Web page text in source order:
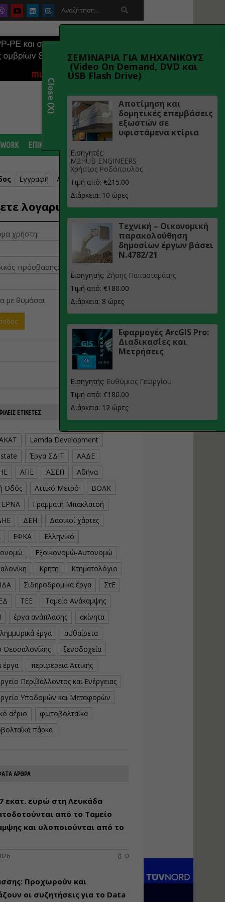

ΕΠΙΚΟΙΝΩΝΙΑ
Εγγραφή Ανάκτηση κωδικού
λογαριασμό;
χρήστη:
πρόσβασης:
με θυμάσαι
ΕΤΙΚΈΤΕΣ
Lamda Development
Έργα ΣΔΙΤ
ΑΑΔΕ
ΑΠΕ ΑΣΕΠ
Αθήνα
Οδός
Αττικό Μετρό
ΒΟΑΚ
Γραμματή Μπακλατσή
ΔΕΗ
Δασικοί χάρτες
ΕΦΚΑ
Ελληνικό
Εξοικονομώ-Αυτονομώ
Κρήτη
Κτηματολόγιο
Σιδηροδρομικά έργα
ΣτΕ
ΤΕΕ
Ταμείο Ανάκαμψης
έργα ανάπλασης
ακίνητα
έργα
αυθαίρετα
Θεσσαλονίκης
ξενοδοχεία
έργα
περιφέρεια Αττικής
Περιβάλλοντος και Ενέργειας
Υποδομών και Μεταφορών
αέριο
φωτοβολταϊκά
πάρκα
ΑΡΘΡΑ
εκατ. ευρώ στη Λευκάδα
από το Ταμείο
και υλοποιούνται από το
0
Προχωρούν και
οι συζητήσεις για το Data
ΣΕΜΙΝΑΡΙΑ ΓΙΑ ΜΗΧΑΝΙΚΟΥΣ
(Video On Demand, DVD και
USB Flash Drive)
Αποτίμηση και
δομητικές επεμβάσεις
εξωστών σε
υφιστάμενα κτίρια
Εισηγητές:
M2HUB ENGINEERS
Χρήστος Ροδόπουλος
Τιμή από: €215.00
Διάρκεια: 10 ώρες
Τεχνική – Οικονομική
παρακολούθηση
δημοσίων έργων βάσει
Ν.4782/21
Εισηγητής: Ζήσης Παπασταμάτης
Τιμή από: €180.00
Διάρκεια: 8 ώρες
Εφαρμογές ArcGIS Pro:
Διαδικασίες και
Μετρήσεις
Εισηγητής: Ευθύμιος Γεωργίου
Τιμή από: €180.00
Διάρκεια: 12 ώρες
Εισηγητής:
Τιμή από: €230.00
Διάρκεια: 16 ώρες
Εισηγητής:
Τιμή από: €275.00
τουριστικών μονάδων
Νικόλαος Σαρούκος
Διάρκεια: 8 ώρες
Close (X)